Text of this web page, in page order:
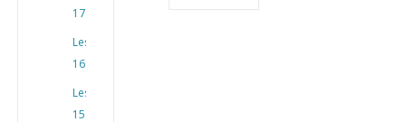
17
Les
16
Les
15